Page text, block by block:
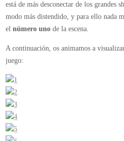
está de más desconectar de los grandes
modo más distendido, y para ello nada
elnúmero uno de la escena.
A continuación, os animamos a
juego: